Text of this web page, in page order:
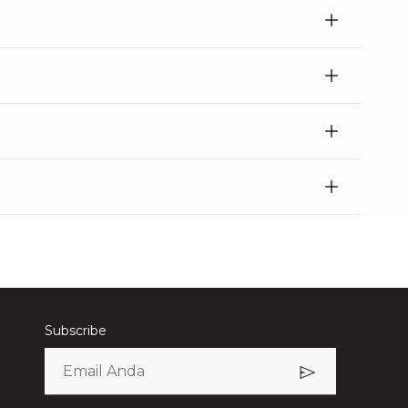
Subscribe